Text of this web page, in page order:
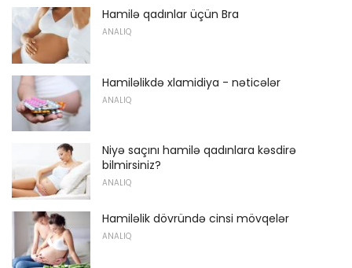
Hamilə qadınlar üçün Bra
ANALIQ
Hamiləlikdə xlamidiya - nəticələr
ANALIQ
Niyə saçını hamilə qadınlara kəsdirə
bilmirsiniz?
ANALIQ
Hamiləlik dövründə cinsi mövqelər
ANALIQ